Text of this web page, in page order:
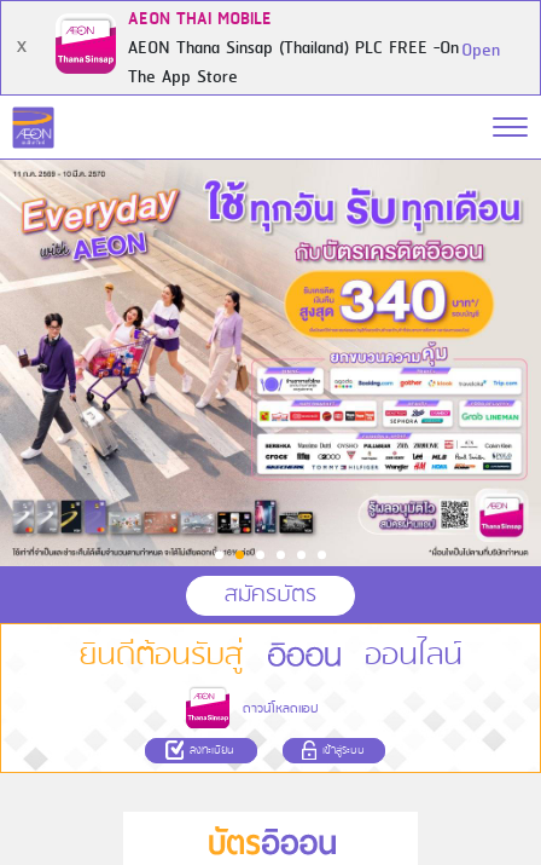
X
AEON THAI MOBILE
AEON Thana Sinsap (Thailand) PLC FREE -On
The App Store
Open
สมัครบัตร
ยินดีต้อนรับสู่ ออนไลน์
ดาวน์โหลดแอป
ลงทะเบียน เข้าสู่ระบบ